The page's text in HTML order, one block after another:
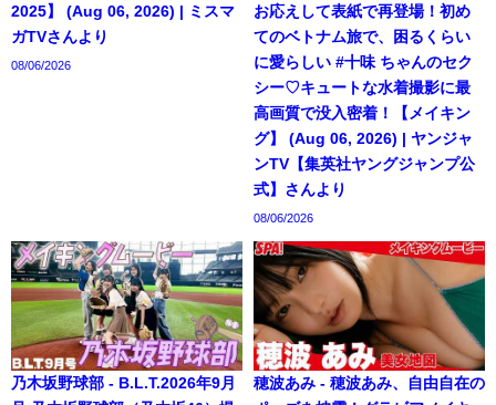
2025】 (Aug 06, 2026) | ミスマ
ガTVさんより
08/06/2026
お応えして表紙で再登場！初め
てのベトナム旅で、困るくらい
に愛らしい #十味 ちゃんのセク
シー♡キュートな水着撮影に最
高画質で没入密着！【メイキン
グ】 (Aug 06, 2026) | ヤンジャ
ンTV【集英社ヤングジャンプ公
式】さんより
08/06/2026
乃木坂野球部 - B.L.T.2026年9月
穂波あみ - 穂波あみ、自由自在の